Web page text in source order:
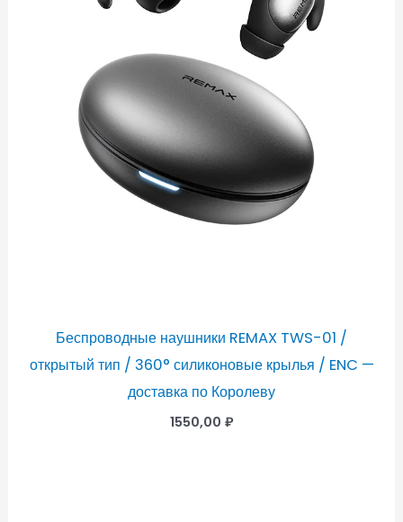
Беспроводные наушники REMAX TWS-01 /
открытый тип / 360° силиконовые крылья / ENC —
доставка по Королеву
1550,00 ₽